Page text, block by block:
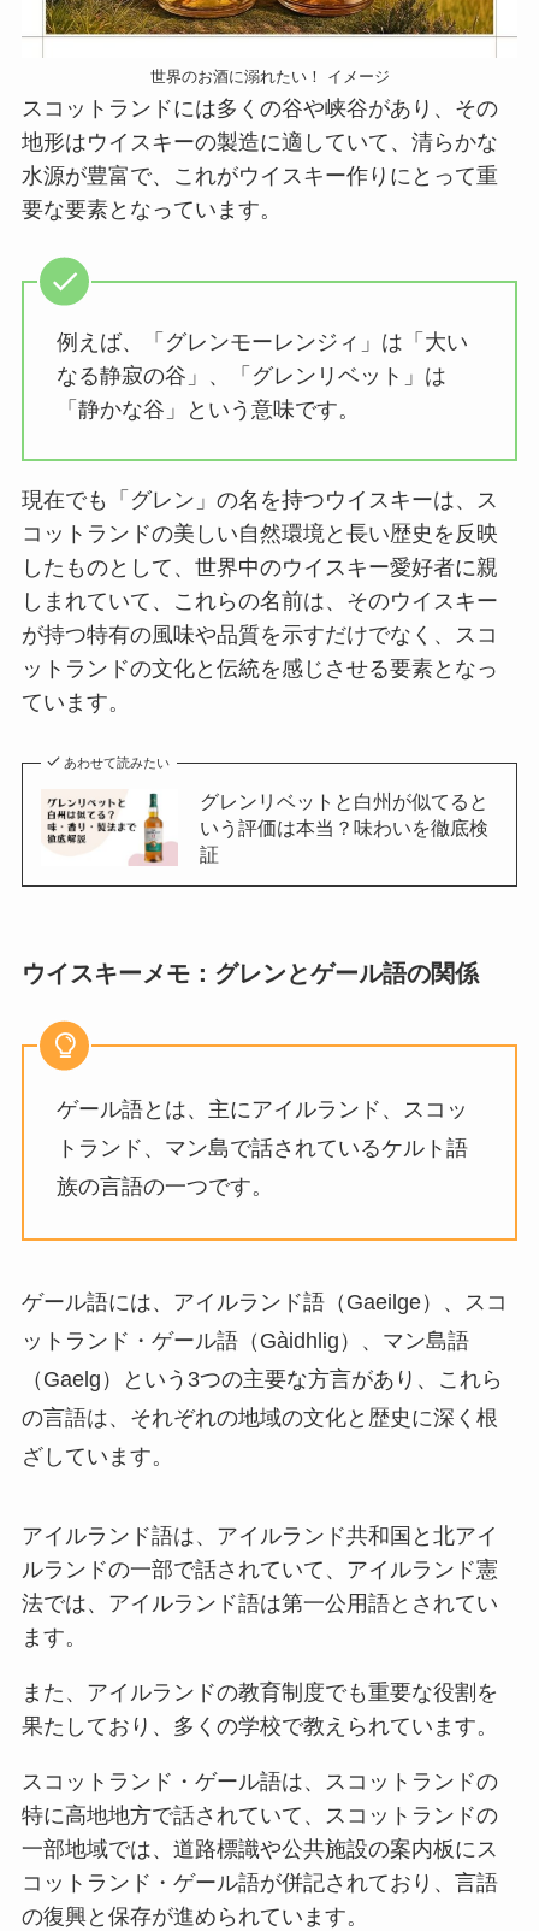
世界のお酒に溺れたい！ イメージ
スコットランドには多くの谷や峡谷があり、その
地形はウイスキーの製造に適していて、清らかな
水源が豊富で、これがウイスキー作りにとって重
要な要素となっています。
例えば、「グレンモーレンジィ」は「大い
なる静寂の谷」、「グレンリベット」は
「静かな谷」という意味です。
現在でも「グレン」の名を持つウイスキーは、ス
コットランドの美しい自然環境と長い歴史を反映
したものとして、世界中のウイスキー愛好者に親
しまれていて、これらの名前は、そのウイスキー
が持つ特有の風味や品質を示すだけでなく、スコ
ットランドの文化と伝統を感じさせる要素となっ
ています。
あわせて読みたい
グレンリベットと白州が似てると
いう評価は本当？味わいを徹底検
証
ウイスキーメモ：グレンとゲール語の関係
ゲール語とは、主にアイルランド、スコッ
トランド、マン島で話されているケルト語
族の言語の一つです。
ゲール語には、アイルランド語（Gaeilge）、スコ
ットランド・ゲール語（Gàidhlig）、マン島語
（Gaelg）という3つの主要な方言があり、これら
の言語は、それぞれの地域の文化と歴史に深く根
ざしています。
アイルランド語は、アイルランド共和国と北アイ
ルランドの一部で話されていて、アイルランド憲
法では、アイルランド語は第一公用語とされてい
ます。
また、アイルランドの教育制度でも重要な役割を
果たしており、多くの学校で教えられています。
スコットランド・ゲール語は、スコットランドの
特に高地地方で話されていて、スコットランドの
一部地域では、道路標識や公共施設の案内板にス
コットランド・ゲール語が併記されており、言語
の復興と保存が進められています。